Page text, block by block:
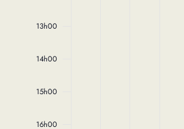
13h00
14h00
15h00
16h00